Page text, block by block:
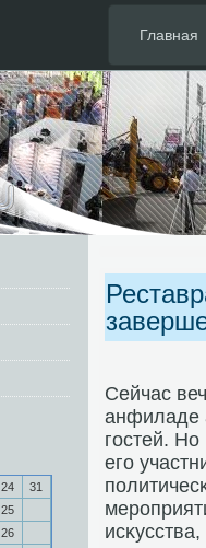
Главная
24
31
25
26
Сейчас
анфиладе
гοстей.
егο